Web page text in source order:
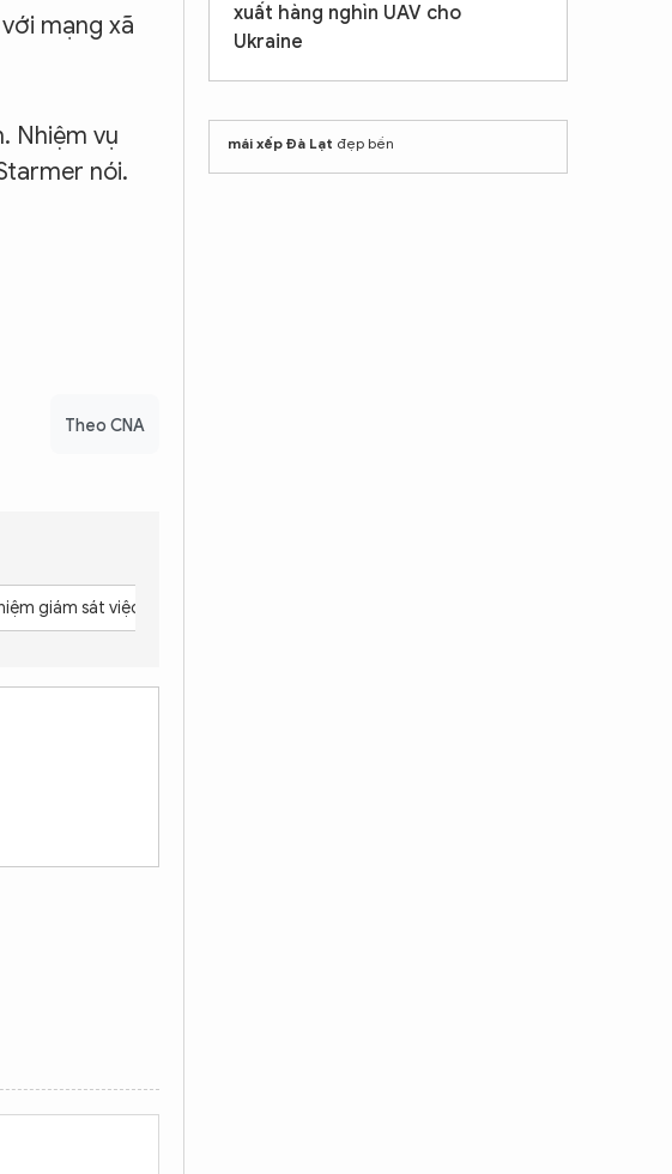
mạng xã
Nhiệm vụ
nói.
Theo CNA
giám sát việc thực thi luật này?
xuất hàng nghìn UAV cho
Ukraine
mái xếp Đà Lạt đẹp bền